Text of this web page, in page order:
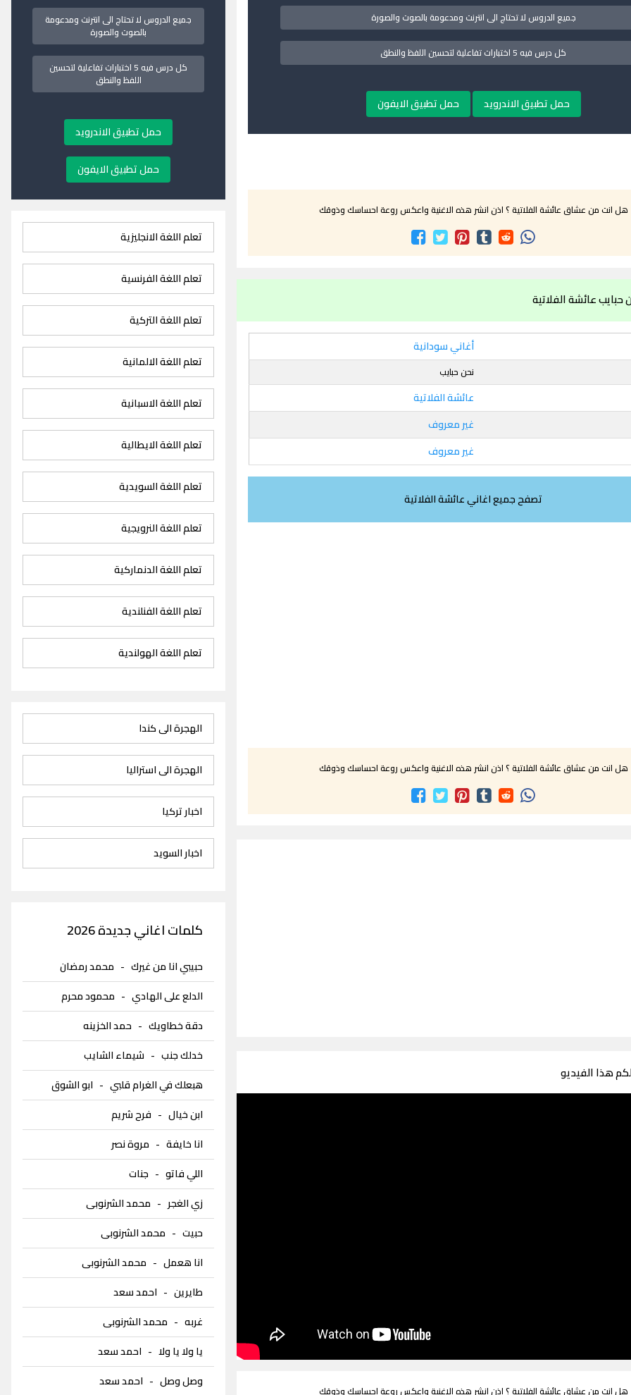
جميع الدروس لا تحتاج الى انترنت ومدعومة بالصوت والصورة
كل درس فيه 5 اختبارات تفاعلية لتحسين اللفظ والنطق
حمل تطبيق الاندرويد حمل تطبيق الايفون
هل انت من عشاق عائشة الفلاتية ؟ اذن انشر هذه الاغنية واعكس روعة احساسك وذوقك
عائشة الفلاتية
أغاني سودانية
نحن حبايب
عائشة الفلاتية
غير معروف
غير معروف
تصفح جميع اغاني عائشة الفلاتية
هل انت من عشاق عائشة الفلاتية ؟ اذن انشر هذه الاغنية واعكس روعة احساسك وذوقك
لكم هذا الفيديو
هل انت من عشاق عائشة الفلاتية ؟ اذن انشر هذه الاغنية واعكس روعة احساسك وذوقك
جميع الدروس لا تحتاج الى انترنت ومدعومة
بالصوت والصورة
كل درس فيه 5 اختبارات تفاعلية لتحسين
اللفظ والنطق
حمل تطبيق الاندرويد
حمل تطبيق الايفون
تعلم اللغة الانجليزية
تعلم اللغة الفرنسية
تعلم اللغة التركية
تعلم اللغة الالمانية
تعلم اللغة الاسبانية
تعلم اللغة الايطالية
تعلم اللغة السويدية
تعلم اللغة النرويجية
تعلم اللغة الدنماركية
تعلم اللغة الفنلندية
تعلم اللغة الهولندية
الهجرة الى كندا
الهجرة الى استراليا
اخبار تركيا
اخبار السويد
كلمات اغاني جديدة 2026
حبيبي انا من غيرك- محمد رمضان
الدلع على الهادي- محمود محرم
دقة خطاويك- حمد الخزينه
خدلك جنب- شيماء الشايب
هبعلك في الغرام قلبي- ابو الشوق
ابن خيال- فرح شريم
انا خايفة- مروة نصر
اللي فاتو- جنات
زي الغجر - محمد الشرنوبى
حبيت- محمد الشرنوبى
انا هعمل- محمد الشرنوبى
طايرين- احمد سعد
غربه- محمد الشرنوبى
يا ولا يا ولا- احمد سعد
وصل وصل- احمد سعد